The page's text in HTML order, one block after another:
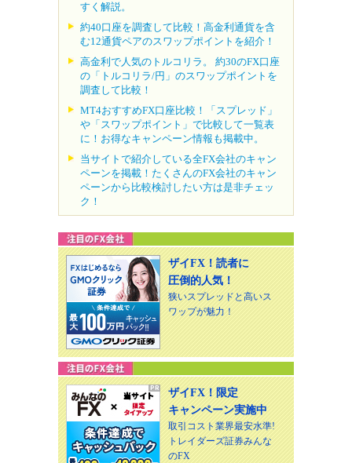
すく解説。
約40口座を調査して比較！高金利通貨を含
む12通貨ペアのスワップポイントを紹介！
高金利で人気のトルコリラ。 約30のFX口座
の「トルコリラ/円」のスワップポイントを
調査して比較！
MT4おすすめFX口座比較！「スプレッド」
や「スワップポイント」で比較して一覧表
に！お得なキャンペーン情報も掲載中。
当サイトで紹介している全FX会社のキャン
ペーンを掲載！たくさんのFX会社のキャン
ペーンから比較検討したい方は是非チェッ
ク！
ザイFX！読者に
圧倒的人気！
狭いスプレッドと高いス
ワップが魅力！
ザイFX！限定
キャンペーン実施中
取引コスト業界最安水準!
トレイダーズ証券みんな
のFX